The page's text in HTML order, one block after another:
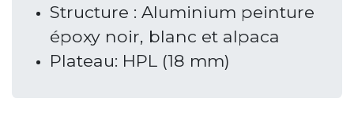
Structure : Aluminium peinture
époxy noir, blanc et alpaca
Plateau: HPL (18 mm)